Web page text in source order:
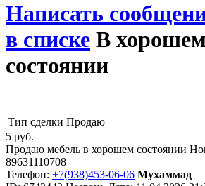
Написать
в списке В хорошем
состоянии
Тип сделки Продаю
5 руб.
Продаю мебель в хорошем состоянии
89631110708
Телефон: +7(938)453-06-06 Мухаммад